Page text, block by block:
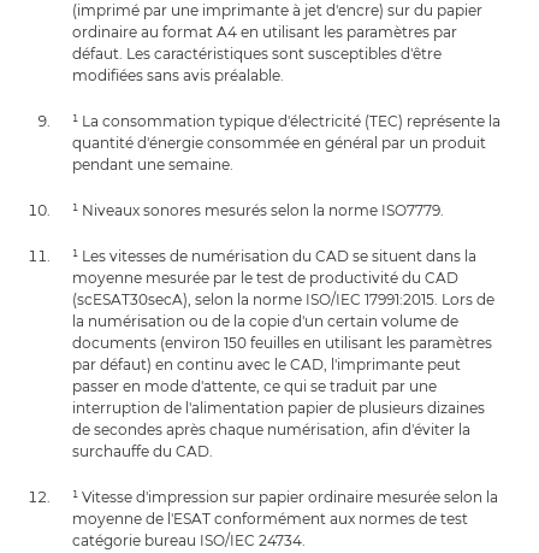
(imprimé par une imprimante à jet d'encre) sur du papier
ordinaire au format A4 en utilisant les paramètres par
défaut. Les caractéristiques sont susceptibles d'être
modifiées sans avis préalable.
¹ La consommation typique d'électricité (TEC) représente la
quantité d'énergie consommée en général par un produit
pendant une semaine.
¹ Niveaux sonores mesurés selon la norme ISO7779.
¹ Les vitesses de numérisation du CAD se situent dans la
moyenne mesurée par le test de productivité du CAD
(scESAT30secA), selon la norme ISO/IEC 17991:2015. Lors de
la numérisation ou de la copie d'un certain volume de
documents (environ 150 feuilles en utilisant les paramètres
par défaut) en continu avec le CAD, l'imprimante peut
passer en mode d'attente, ce qui se traduit par une
interruption de l'alimentation papier de plusieurs dizaines
de secondes après chaque numérisation, afin d'éviter la
surchauffe du CAD.
¹ Vitesse d'impression sur papier ordinaire mesurée selon la
moyenne de l'ESAT conformément aux normes de test
catégorie bureau ISO/IEC 24734.